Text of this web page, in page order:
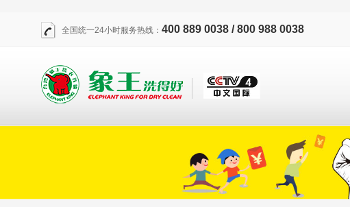
全国统一24小时服务热线： 400 889 0038 / 800 988 0038